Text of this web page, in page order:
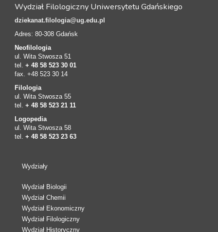
Wydział Filologiczny Uniwersytetu Gdańskiego
dziekanat.filologia@ug.edu.pl
Adres: 80-308 Gdańsk
Neofilologia
ul. Wita Stwosza 51
tel. + 48 58 523 30 01
fax. +48 523 30 14
Filologia
ul. Wita Stwosza 55
tel. + 48 58 523 21 11
Logopedia
ul. Wita Stwosza 58
tel. + 48 58 523 23 63
Wydziały
Wydział Biologii
Wydział Chemii
Wydział Ekonomiczny
Wydział Filologiczny
Wydział Historyczny